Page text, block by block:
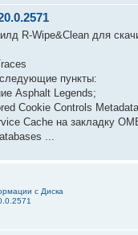
R-Wipe&Clean для
пункты:
Asphalt Legends;
Cookie Controls
Cache на закладку
...
с Диска